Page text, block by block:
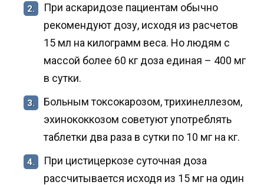
2.
При аскаридозе пациентам обычно
рекомендуют дозу, исходя из расчетов
15 мл на килограмм веса. Но людям с
массой более 60 кг доза единая – 400 мг
в сутки.
3.
Больным токсокарозом, трихинеллезом,
эхинококкозом советуют употреблять
таблетки два раза в сутки по 10 мг на кг.
4.
При цистицеркозе суточная доза
рассчитывается исходя из 15 мг на один